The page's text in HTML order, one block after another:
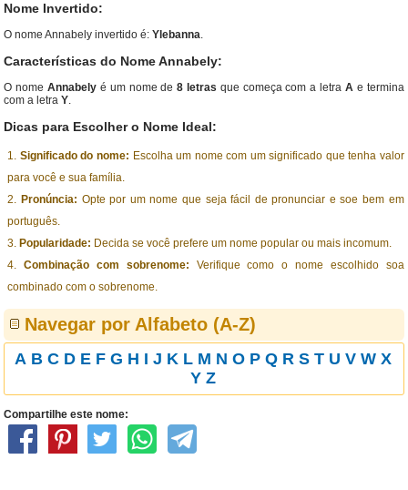
Nome Invertido:
O nome Annabely invertido é:Ylebanna.
Características do Nome Annabely:
O nomeAnnabely é um nome de8 letras que começa com a letra Ae termina
com a letraY.
Dicas para Escolher o Nome Ideal:
Significado do nome: Escolha um nome com um significado que tenha valor
para você e sua família.
Pronúncia: Opte por um nome que seja fácil de pronunciar e soe bem em
português.
Popularidade: Decida se você prefere um nome popular ou mais incomum.
Combinação com sobrenome: Verifique como o nome escolhido soa
combinado com o sobrenome.
Navegar por Alfabeto (A-Z)
A B C D E F G H I J K L M N O P Q R S T U V W X
Y Z
Compartilhe este nome: